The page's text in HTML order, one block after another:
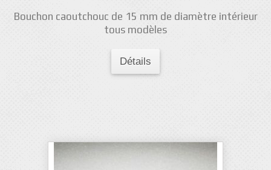
Bouchon caoutchouc de 15 mm de diamètre intérieur
tous modèles
Détails